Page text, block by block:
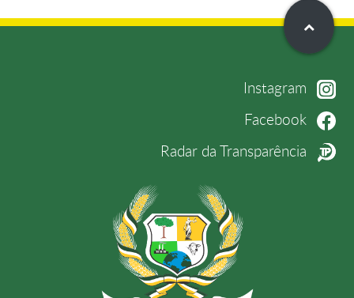
Instagram
Facebook
Radar da Transparência